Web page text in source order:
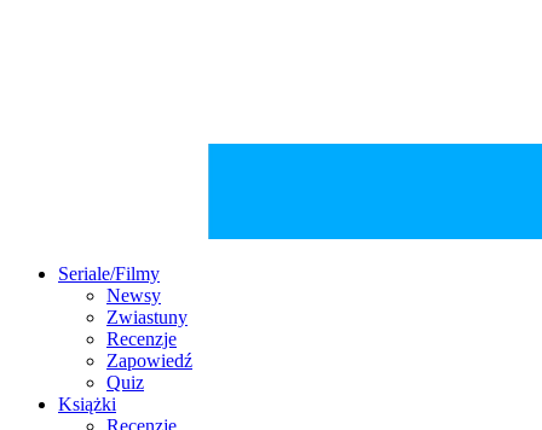
Seriale/Filmy
Newsy
Zwiastuny
Recenzje
Zapowiedź
Quiz
Książki
Recenzje